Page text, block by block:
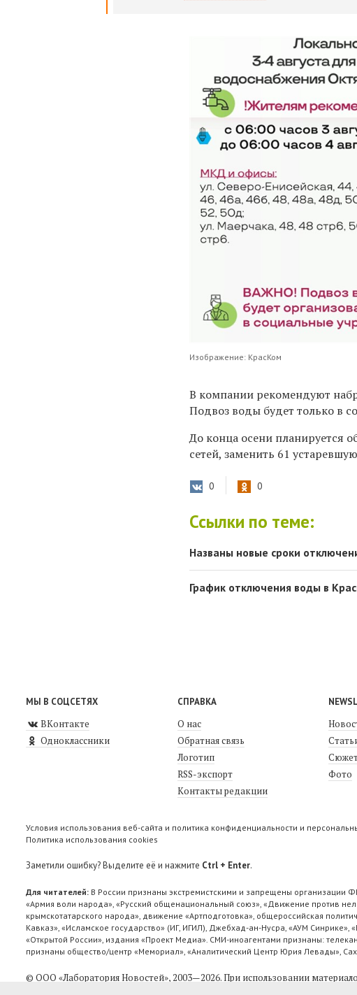
Изображение: КрасКом
В компании рекомендуют
Подвоз воды будет только в
До конца осени планируется
сетей, заменить 61
0 0
Ссылки по теме:
Названы новые сроки
График отключения воды в
МЫ В СОЦСЕТЯХ
ВКонтакте
Одноклассники
СПРАВКА
О нас
Обратная связь
Логотип
RSS-экспорт
Контакты редакции
Фото
Условия использования веб-сайта и политика конфиденциальности и
Политика использования cookies
Заметили ошибку? Выделите её и нажмите Ctrl + Enter.
Для читателей: В России признаны экстремистскими и запрещены организации
«Армия воли народа», «Русский общенациональный союз», «Движение против
крымскотатарского народа», движение «Артподготовка», общероссийская
Кавказ», «Исламское государство» (ИГ, ИГИЛ), Джебхад-ан-Нусра, «АУМ
«Открытой России», издания «Проект Медиа». СМИ-иноагентами признаны:
признаны общество/центр «Мемориал», «Аналитический Центр Юрия Левады»,
© ООО «Лаборатория Новоcтей», 2003—2026.При использовании